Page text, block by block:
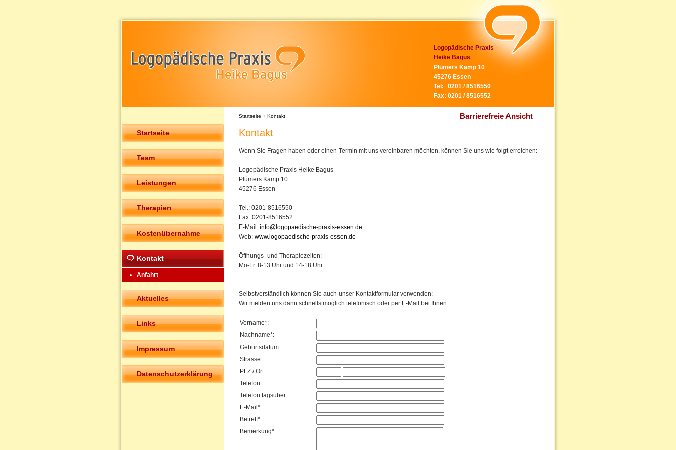
Logopädische Praxis
Heike Bagus
Plümers Kamp 10
45276 Essen
Tel:
0201 / 8516550
Fax: 0201 / 8516552
Barrierefreie Ansicht
Startseite
Team
Leistungen
Therapien
Kostenübernahme
Kontakt
Anfahrt
Aktuelles
Links
Impressum
Datenschutzerklärung
Startseite > Kontakt
Kontakt
Wenn Sie Fragen haben oder einen Termin mit uns vereinbaren möchten, können Sie uns wie folgt erreichen:
Logopädische Praxis Heike Bagus
Plümers Kamp 10
45276 Essen
Tel.: 0201-8516550
Fax: 0201-8516552
E-Mail: info@logopaedische-praxis-essen.de
Web: www.logopaedische-praxis-essen.de
Öffnungs- und Therapiezeiten:
Mo-Fr. 8-13 Uhr und 14-18 Uhr
Selbstverständlich können Sie auch unser Kontaktformular verwenden:
Wir melden uns dann schnellstmöglich telefonisch oder per E-Mail bei Ihnen.
Vorname*:
Nachname*:
Geburtsdatum:
Strasse:
PLZ / Ort:
Telefon:
Telefon tagsüber:
E-Mail*:
Betreff*:
Bemerkung*: